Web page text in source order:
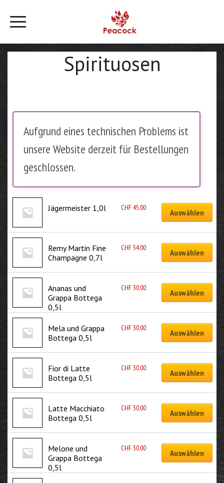
Spirituosen
Aufgrund eines technischen Problems ist
unsere Website derzeit für Bestellungen
geschlossen.
Jägermeister 1,0l CHF45.00 Auswählen
Remy Martin Fine
Champagne 0,7l
CHF54.00 Auswählen
Ananas und
Grappa Bottega
0,5l
CHF30.00 Auswählen
Mela und Grappa
Bottega 0,5l
CHF30.00 Auswählen
Fior di Latte
Bottega 0,5l
CHF30.00 Auswählen
Latte Macchiato
Bottega 0,5l
CHF30.00 Auswählen
Melone und
Grappa Bottega
0,5l
CHF30.00 Auswählen